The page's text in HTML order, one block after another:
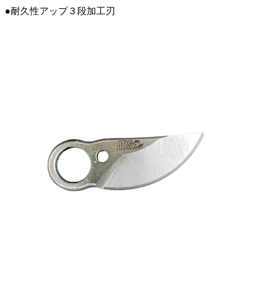
●耐久性アップ３段加工刃